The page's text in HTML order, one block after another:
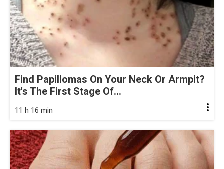
Find Papillomas On Your Neck Or Armpit?
It's The First Stage Of...
11 h 16 min